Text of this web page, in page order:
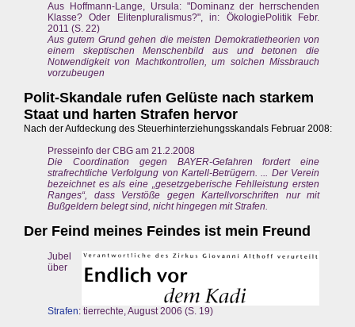
Aus Hoffmann-Lange, Ursula: "Dominanz der herrschenden
Klasse? Oder Elitenpluralismus?", in: ÖkologiePolitik Febr.
2011 (S. 22)
Aus gutem Grund gehen die meisten Demokratietheorien von
einem skeptischen Menschenbild aus und betonen die
Notwendigkeit von Machtkontrollen, um solchen Missbrauch
vorzubeugen
Polit-Skandale rufen Gelüste nach starkem
Staat und harten Strafen hervor
Nach der Aufdeckung des Steuerhinterziehungsskandals Februar 2008:
Presseinfo der CBG am 21.2.2008
Die Coordination gegen BAYER-Gefahren fordert eine
strafrechtliche Verfolgung von Kartell-Betrügern. ... Der Verein
bezeichnet es als eine „gesetzgeberische Fehlleistung ersten
Ranges“, dass Verstöße gegen Kartellvorschriften nur mit
Bußgeldern belegt sind, nicht hingegen mit Strafen.
Der Feind meines Feindes ist mein Freund
Jubel
über
Strafen: tierrechte, August 2006 (S. 19)